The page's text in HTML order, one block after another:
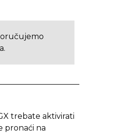
trebate aktivirati
pronaći na